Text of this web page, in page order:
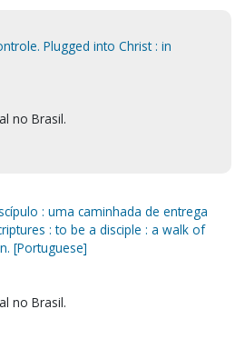
Plugged into Christ : in
no Brasil.
: uma caminhada de entrega
: to be a disciple : a walk of
[Portuguese]
no Brasil.